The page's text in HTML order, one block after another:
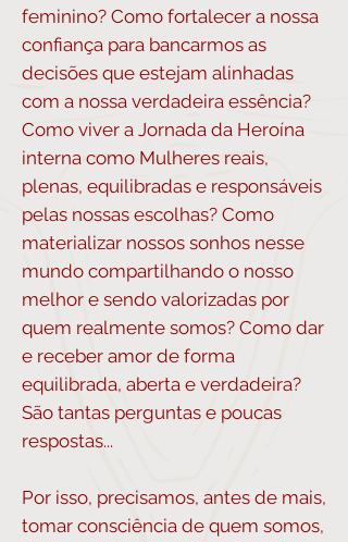
feminino? Como fortalecer a nossa
confiança para bancarmos as
decisões que estejam alinhadas
com a nossa verdadeira essência?
Como viver a Jornada da Heroína
interna como Mulheres reais,
plenas, equilibradas e responsáveis
pelas nossas escolhas? Como
materializar nossos sonhos nesse
mundo compartilhando o nosso
melhor e sendo valorizadas por
quem realmente somos? Como dar
e receber amor de forma
equilibrada, aberta e verdadeira?
São tantas perguntas e poucas
respostas...
Por isso, precisamos, antes de mais,
tomar consciência de quem somos,